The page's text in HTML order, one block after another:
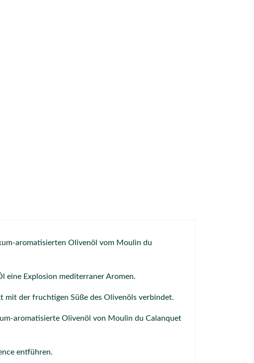
aromatisierten Olivenöl vom Moulin du
eine Explosion mediterraner Aromen.
mit der fruchtigen Süße des Olivenöls verbindet.
aromatisierte Olivenöl von Moulin du Calanquet
entführen.